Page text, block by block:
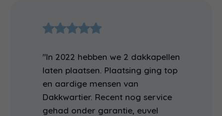
"In 2022 hebben we 2 dakkapellen
laten plaatsen. Plaatsing ging top
en aardige mensen van
Dakkwartier. Recent nog service
gehad onder garantie, euvel